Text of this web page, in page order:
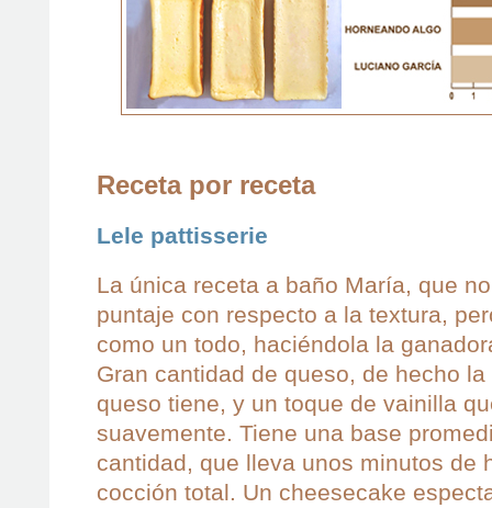
Receta por receta
Lele pattisserie
La única receta a baño María, que
puntaje con respecto a la textura,
como un todo, haciéndola la
Gran cantidad de queso, de hecho
queso tiene, y un toque de vainilla
suavemente. Tiene una base
cantidad, que lleva unos minutos de
cocción total. Un cheesecake